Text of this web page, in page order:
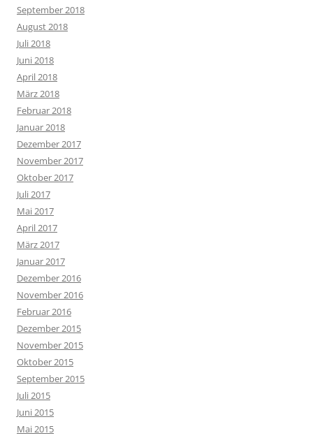
September 2018
August 2018
Juli 2018
Juni 2018
April 2018
März 2018
Februar 2018
Januar 2018
Dezember 2017
November 2017
Oktober 2017
Juli 2017
Mai 2017
April 2017
März 2017
Januar 2017
Dezember 2016
November 2016
Februar 2016
Dezember 2015
November 2015
Oktober 2015
September 2015
Juli 2015
Juni 2015
Mai 2015